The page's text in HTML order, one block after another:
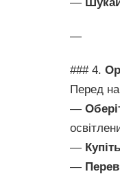
—
### 4.
Перед
—
—
—